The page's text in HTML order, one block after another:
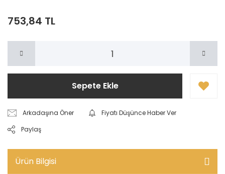
753,84 TL
Sepete Ekle
Arkadaşına Öner
Fiyatı Düşünce Haber Ver
Paylaş
Ürün Bilgisi